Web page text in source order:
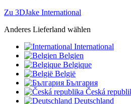
Zu 3DJake International
Anderes Lieferland wählen
International
Belgien
Belgique
België
България
Česká
Deutschland